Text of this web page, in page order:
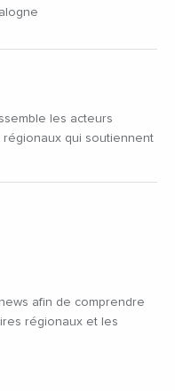
afin de comprendre
régionaux et les
les acteurs
qui soutiennent